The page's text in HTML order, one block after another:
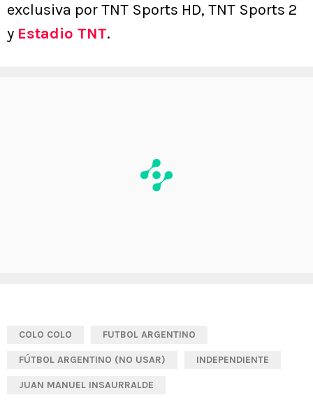
exclusiva por TNT Sports HD, TNT Sports 2
y Estadio TNT.
COLO COLO FUTBOL ARGENTINO
FÚTBOL ARGENTINO (NO USAR) INDEPENDIENTE
JUAN MANUEL INSAURRALDE